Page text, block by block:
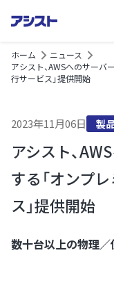
ホーム
ニュース
アシスト、AWSへのサーバ
行サービス」提供開始
2023年11月06日 製
アシスト、
する「オンプ
ス」提供開始
数十台以上の物理